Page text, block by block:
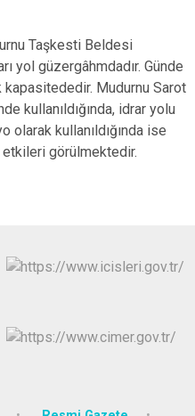
Taşkesti Beldesi
yol güzergâhmdadır. Günde
Mudurnu Sarot
kullanıldığında, idrar yolu
olarak kullanıldığında ise
etkileri görülmektedir.